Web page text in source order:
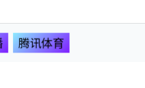
腾讯体育